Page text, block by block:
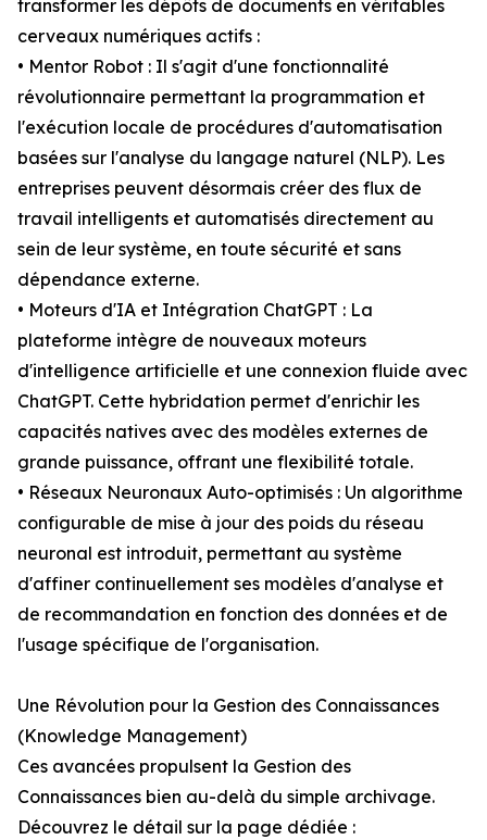
transformer les dépôts de documents en véritables
cerveaux numériques actifs :
• Mentor Robot : Il s'agit d'une fonctionnalité
révolutionnaire permettant la programmation et
l'exécution locale de procédures d'automatisation
basées sur l'analyse du langage naturel (NLP). Les
entreprises peuvent désormais créer des flux de
travail intelligents et automatisés directement au
sein de leur système, en toute sécurité et sans
dépendance externe.
• Moteurs d'IA et Intégration ChatGPT : La
plateforme intègre de nouveaux moteurs
d'intelligence artificielle et une connexion fluide avec
ChatGPT. Cette hybridation permet d'enrichir les
capacités natives avec des modèles externes de
grande puissance, offrant une flexibilité totale.
• Réseaux Neuronaux Auto-optimisés : Un algorithme
configurable de mise à jour des poids du réseau
neuronal est introduit, permettant au système
d'affiner continuellement ses modèles d'analyse et
de recommandation en fonction des données et de
l'usage spécifique de l'organisation.
Une Révolution pour la Gestion des Connaissances
(Knowledge Management)
Ces avancées propulsent la Gestion des
Connaissances bien au-delà du simple archivage.
Découvrez le détail sur la page dédiée :